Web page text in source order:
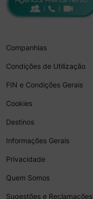
Companhias
Condições de Utilização
FIN e Condições Gerais
Cookies
Destinos
Informações Gerais
Privacidade
Quem Somos
Sugestões e Reclamações